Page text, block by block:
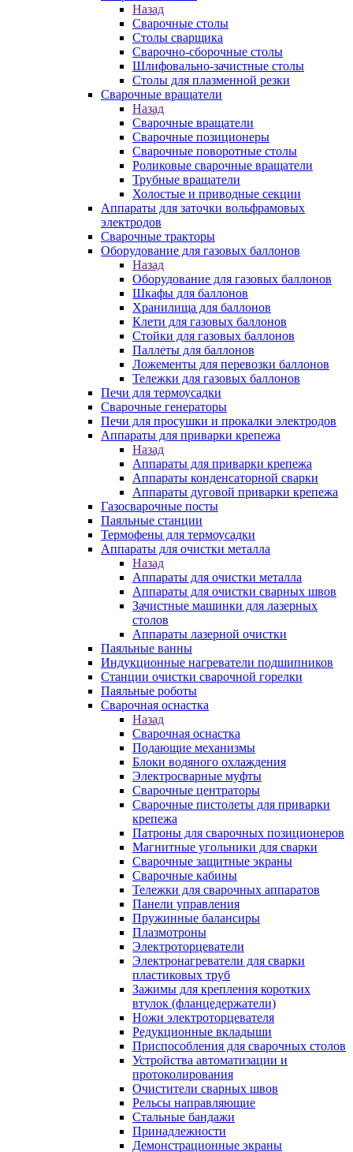
Назад
Сварочные столы
Столы сварщика
Сварочно-сборочные столы
Шлифовально-зачистные столы
Столы для плазменной резки
Сварочные вращатели
Назад
Сварочные вращатели
Сварочные позиционеры
Сварочные поворотные столы
Роликовые сварочные вращатели
Трубные вращатели
Холостые и приводные секции
Аппараты для заточки вольфрамовых
электродов
Сварочные тракторы
Оборудование для газовых баллонов
Назад
Оборудование для газовых баллонов
Шкафы для баллонов
Хранилища для баллонов
Клети для газовых баллонов
Стойки для газовых баллонов
Паллеты для баллонов
Ложементы для перевозки баллонов
Тележки для газовых баллонов
Печи для термоусадки
Сварочные генераторы
Печи для просушки и прокалки электродов
Аппараты для приварки крепежа
Назад
Аппараты для приварки крепежа
Аппараты конденсаторной сварки
Аппараты дуговой приварки крепежа
Газосварочные посты
Паяльные станции
Термофены для термоусадки
Аппараты для очистки металла
Назад
Аппараты для очистки металла
Аппараты для очистки сварных швов
Зачистные машинки для лазерных
столов
Аппараты лазерной очистки
Паяльные ванны
Индукционные нагреватели подшипников
Станции очистки сварочной горелки
Паяльные роботы
Сварочная оснастка
Назад
Сварочная оснастка
Подающие механизмы
Блоки водяного охлаждения
Электросварные муфты
Сварочные центраторы
Сварочные пистолеты для приварки
крепежа
Патроны для сварочных позиционеров
Магнитные угольники для сварки
Сварочные защитные экраны
Сварочные кабины
Тележки для сварочных аппаратов
Панели управления
Пружинные балансиры
Плазмотроны
Электроторцеватели
Электронагреватели для сварки
пластиковых труб
Зажимы для крепления коротких
втулок (фланцедержатели)
Ножи электроторцевателя
Редукционные вкладыши
Приспособления для сварочных столов
Устройства автоматизации и
протоколирования
Очистители сварных швов
Рельсы направляющие
Стальные бандажи
Принадлежности
Демонстрационные экраны